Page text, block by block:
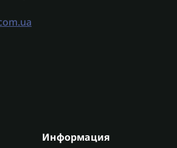
Информация